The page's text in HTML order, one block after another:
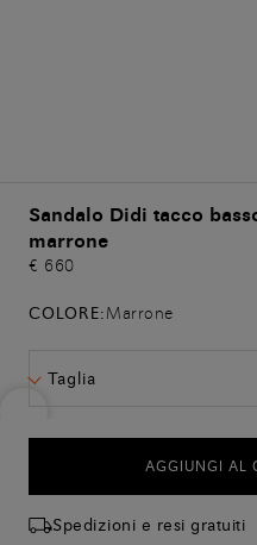
Sandalo Didi tacco
marrone
€ 660
COLORE:Marrone
Taglia
AGGIUNGI AL
Spedizioni e resi gratuiti